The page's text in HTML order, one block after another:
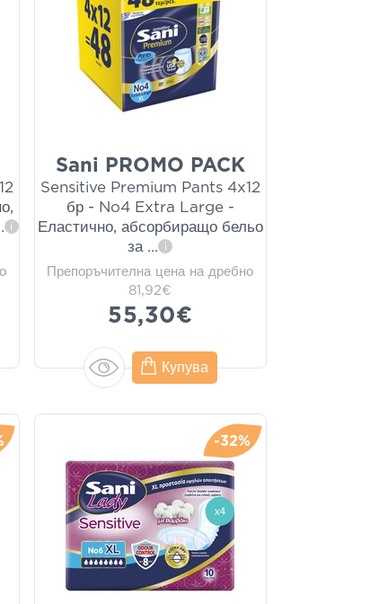
i
Sani PROMO PACK
Sensitive Premium Pants 4x12
бр - No4 Extra Large -
Еластично, абсорбиращо бельо
за ... i
Препоръчителна цена на дребно
81,92€
55,30€
Купува
-32%